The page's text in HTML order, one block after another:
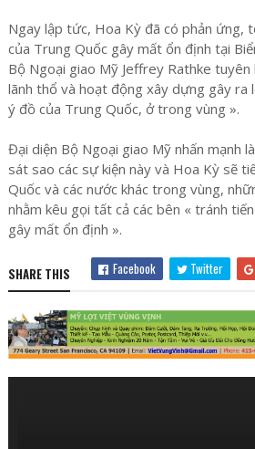
Ngay lập tức, Hoa Kỳ đã có phản ứng,
của Trung Quốc gây mất ổn định tại
Bộ Ngoại giao Mỹ Jeffrey Rathke tuyên
lãnh thổ và hoạt động xây dựng gây ra
ý đồ của Trung Quốc, ở trong vùng ».
Đại diện Bộ Ngoại giao Mỹ nhấn mạnh
sát sao các sự kiện này và Hoa Kỳ sẽ
Quốc và các nước khác trong vùng,
nhằm kêu gọi tất cả các bên « tránh
gây mất ổn định ».
SHARE THIS Facebook Twitter